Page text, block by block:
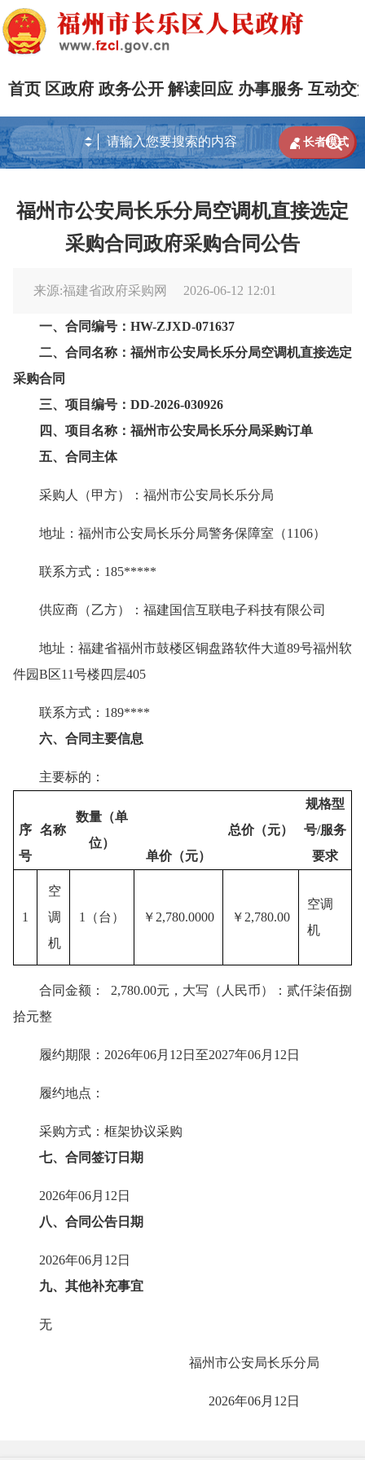
首页 区政府 政务公开 解读回应 办事服务 互动交

 长者模式
福州市公安局长乐分局空调机直接选定
采购合同政府采购合同公告
来源:福建省政府采购网 2026-06-12 12:01
一、合同编号：HW-ZJXD-071637
二、合同名称：福州市公安局长乐分局空调机直接选定
采购合同
三、项目编号：DD-2026-030926
四、项目名称：福州市公安局长乐分局采购订单
五、合同主体
采购人（甲方）：福州市公安局长乐分局
地址：福州市公安局长乐分局警务保障室（1106）
联系方式： 185*****
供应商（乙方）：福建国信互联电子科技有限公司
地址：福建省福州市鼓楼区铜盘路软件大道89号福州软
件园B区11号楼四层405
联系方式： 189****
六、合同主要信息
主要标的：
序
号
名称
数量（单
位）
单价（元）
总价（元）
规格型
号/服务
要求
1
空
调
机
1（台） ￥2,780.0000 ￥2,780.00
空调
机
合同金额： 2,780.00元，大写（人民币）：贰仟柒佰捌
拾元整
履约期限：2026年06月12日至2027年06月12日
履约地点：
采购方式：框架协议采购
七、合同签订日期
2026年06月12日
八、合同公告日期
2026年06月12日
九、其他补充事宜
无
福州市公安局长乐分局
2026年06月12日